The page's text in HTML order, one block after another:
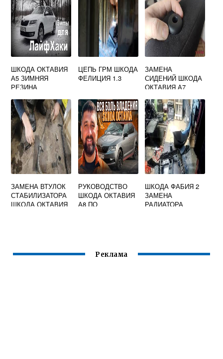
ШКОДА ОКТАВИЯ
А5 ЗИМНЯЯ
РЕЗИНА
ЦЕПЬ ГРМ ШКОДА
ФЕЛИЦИЯ 1.3
ЗАМЕНА
СИДЕНИЙ ШКОДА
ОКТАВИЯ А7
ЗАМЕНА ВТУЛОК
СТАБИЛИЗАТОРА
ШКОДА ОКТАВИЯ
РУКОВОДСТВО
ШКОДА ОКТАВИЯ
А8 ПО
ШКОДА ФАБИЯ 2
ЗАМЕНА
РАДИАТОРА
Реклама